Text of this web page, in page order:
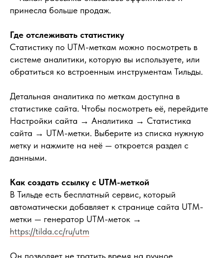
принесла больше продаж.
Где отслеживать статистику
Статистику по UTM-меткам можно посмотреть в
системе аналитики, которую вы используете, или
обратиться ко встроенным инструментам Тильды.
Детальная аналитика по меткам доступна в
статистике сайта. Чтобы посмотреть её, перейдите
Настройки сайта → Аналитика → Статистика
сайта → UTM-метки. Выберите из списка нужную
метку и нажмите на неё — откроется раздел с
данными.
Как создать ссылку с UTM-меткой
В Тильде есть бесплатный сервис, который
автоматически добавляет к странице сайта UTM-
метки — генератор UTM-меток →
https://tilda.cc/ru/utm
Он позволяет не тратить время на ручное